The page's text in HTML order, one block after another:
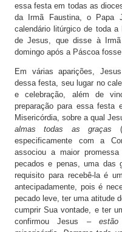
essa festa em todas as
da Irmã Faustina, o Papa
calendário litúrgico de toda
de Jesus, que disse à
domingo após a Páscoa
Em várias aparições,
dessa festa, seu lugar no
e celebração, além de
preparação para essa festa
Misericórdia, sobre a qual
almas todas as graças
especificamente com a
associou a maior
pecados e penas, uma das
requisito para recebê-la é
antecipadamente, pois é
pecado leve, ter uma atitude
cumprir Sua vontade, e ter
confirmou Jesus –estão